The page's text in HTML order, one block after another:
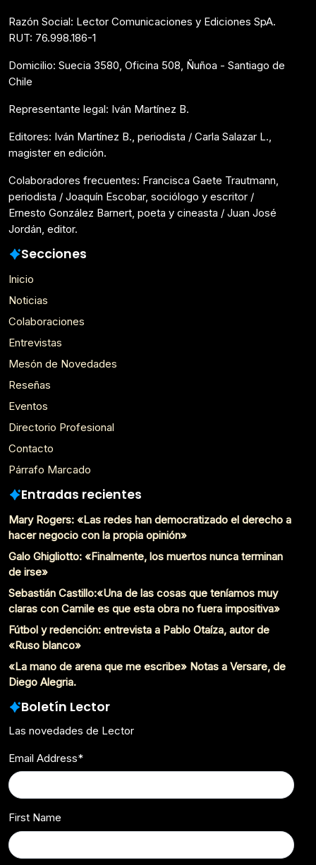
Razón Social: Lector Comunicaciones y Ediciones SpA.
RUT: 76.998.186-1
Domicilio: Suecia 3580, Oficina 508, Ñuñoa - Santiago de
Chile
Representante legal: Iván Martínez B.
Editores: Iván Martínez B., periodista / Carla Salazar L.,
magister en edición.
Colaboradores frecuentes: Francisca Gaete Trautmann,
periodista / Joaquín Escobar, sociólogo y escritor /
Ernesto González Barnert, poeta y cineasta / Juan José
Jordán, editor.
Secciones
Inicio
Noticias
Colaboraciones
Entrevistas
Mesón de Novedades
Reseñas
Eventos
Directorio Profesional
Contacto
Párrafo Marcado
Entradas recientes
Mary Rogers: «Las redes han democratizado el derecho a
hacer negocio con la propia opinión»
Galo Ghigliotto: «Finalmente, los muertos nunca terminan
de irse»
Sebastián Castillo:«Una de las cosas que teníamos muy
claras con Camile es que esta obra no fuera impositiva»
Fútbol y redención: entrevista a Pablo Otaíza, autor de
«Ruso blanco»
«La mano de arena que me escribe» Notas a Versare, de
Diego Alegria.
Boletín Lector
Las novedades de Lector
Email Address*
First Name